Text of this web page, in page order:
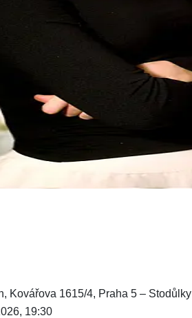
Kovářova 1615/4, Praha 5 – Stodůlky
19:30